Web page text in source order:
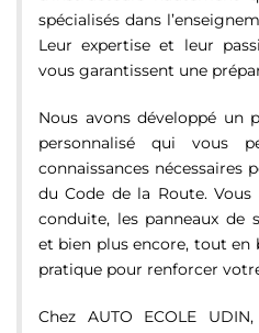
spécialisés dans
Leur expertise et leur
vous garantissent une
Nous avons développé un
personnalisé qui vous
connaissances nécessaires
du Code de la Route.
conduite, les panneaux de
et bien plus encore, tout en
pratique pour renforcer
Chez AUTO ECOLE